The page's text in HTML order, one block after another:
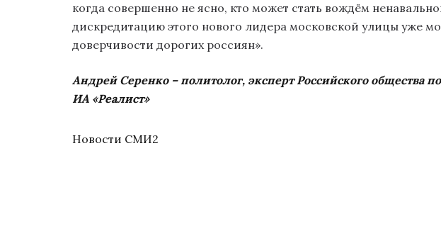
когда совершенно не ясно, кто может стать вождём
дискредитацию этого нового лидера московской улицы уже
доверчивости дорогих россиян».
Андрей Серенко – политолог, эксперт Российского общества
ИА «Реалист»
Новости СМИ2